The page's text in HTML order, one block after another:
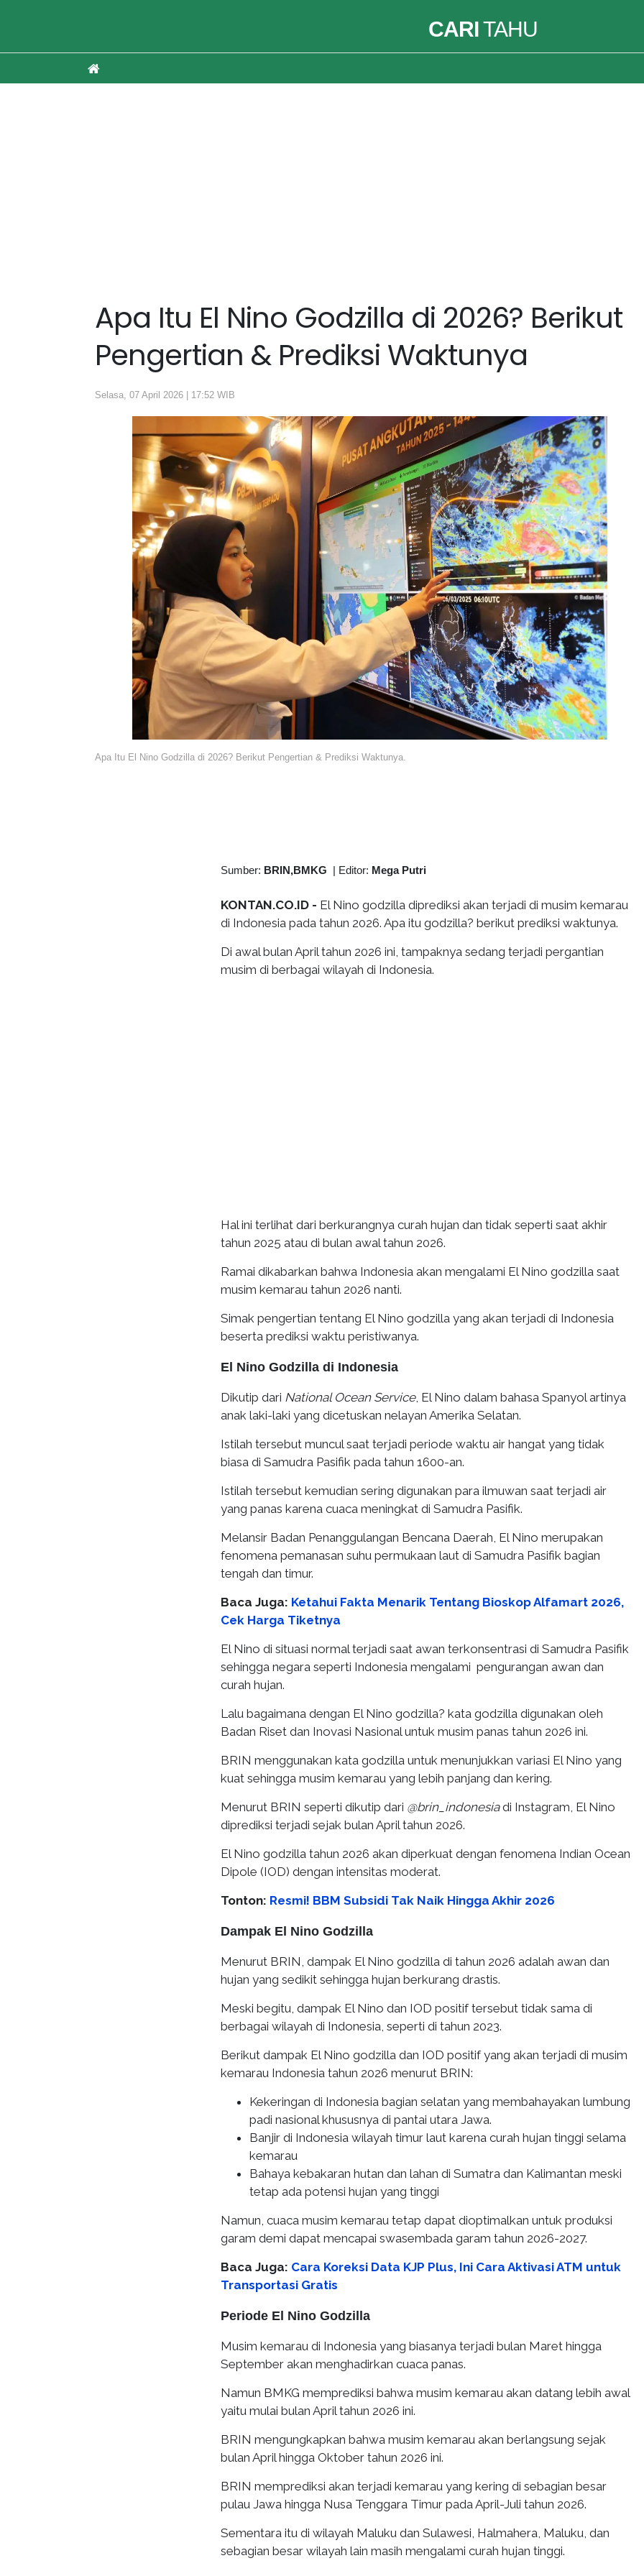
CARITAHU
Apa Itu El Nino Godzilla di 2026? Berikut
Pengertian & Prediksi Waktunya
Selasa, 07 April 2026 | 17:52 WIB
Apa Itu El Nino Godzilla di 2026? Berikut Pengertian & Prediksi Waktunya.
Sumber: BRIN,BMKG | Editor: Mega Putri
KONTAN.CO.ID - El Nino godzilla diprediksi akan terjadi di musim kemarau
di Indonesia pada tahun 2026. Apa itu godzilla? berikut prediksi waktunya.
Di awal bulan April tahun 2026 ini, tampaknya sedang terjadi pergantian
musim di berbagai wilayah di Indonesia.
Hal ini terlihat dari berkurangnya curah hujan dan tidak seperti saat akhir
tahun 2025 atau di bulan awal tahun 2026.
Ramai dikabarkan bahwa Indonesia akan mengalami El Nino godzilla saat
musim kemarau tahun 2026 nanti.
Simak pengertian tentang El Nino godzilla yang akan terjadi di Indonesia
beserta prediksi waktu peristiwanya.
El Nino Godzilla di Indonesia
Dikutip dari National Ocean Service, El Nino dalam bahasa Spanyol artinya
anak laki-laki yang dicetuskan nelayan Amerika Selatan.
Istilah tersebut muncul saat terjadi periode waktu air hangat yang tidak
biasa di Samudra Pasifik pada tahun 1600-an.
Istilah tersebut kemudian sering digunakan para ilmuwan saat terjadi air
yang panas karena cuaca meningkat di Samudra Pasifik.
Melansir Badan Penanggulangan Bencana Daerah, El Nino merupakan
fenomena pemanasan suhu permukaan laut di Samudra Pasifik bagian
tengah dan timur.
Baca Juga: Ketahui Fakta Menarik Tentang Bioskop Alfamart 2026,
Cek Harga Tiketnya
El Nino di situasi normal terjadi saat awan terkonsentrasi di Samudra Pasifik
sehingga negara seperti Indonesia mengalami pengurangan awan dan
curah hujan.
Lalu bagaimana dengan El Nino godzilla? kata godzilla digunakan oleh
Badan Riset dan Inovasi Nasional untuk musim panas tahun 2026 ini.
BRIN menggunakan kata godzilla untuk menunjukkan variasi El Nino yang
kuat sehingga musim kemarau yang lebih panjang dan kering.
Menurut BRIN seperti dikutip dari @brin_indonesiadi Instagram, El Nino
diprediksi terjadi sejak bulan April tahun 2026.
El Nino godzilla tahun 2026 akan diperkuat dengan fenomena Indian Ocean
Dipole (IOD) dengan intensitas moderat.
Tonton: Resmi! BBM Subsidi Tak Naik Hingga Akhir 2026
Dampak El Nino Godzilla
Menurut BRIN, dampak El Nino godzilla di tahun 2026 adalah awan dan
hujan yang sedikit sehingga hujan berkurang drastis.
Meski begitu, dampak El Nino dan IOD positif tersebut tidak sama di
berbagai wilayah di Indonesia, seperti di tahun 2023.
Berikut dampak El Nino godzilla dan IOD positif yang akan terjadi di musim
kemarau Indonesia tahun 2026 menurut BRIN:
Kekeringan di Indonesia bagian selatan yang membahayakan lumbung
padi nasional khususnya di pantai utara Jawa.
Banjir di Indonesia wilayah timur laut karena curah hujan tinggi selama
kemarau
Bahaya kebakaran hutan dan lahan di Sumatra dan Kalimantan meski
tetap ada potensi hujan yang tinggi
Namun, cuaca musim kemarau tetap dapat dioptimalkan untuk produksi
garam demi dapat mencapai swasembada garam tahun 2026-2027.
Baca Juga: Cara Koreksi Data KJP Plus, Ini Cara Aktivasi ATM untuk
Transportasi Gratis
Periode El Nino Godzilla
Musim kemarau di Indonesia yang biasanya terjadi bulan Maret hingga
September akan menghadirkan cuaca panas.
Namun BMKG memprediksi bahwa musim kemarau akan datang lebih awal
yaitu mulai bulan April tahun 2026 ini.
BRIN mengungkapkan bahwa musim kemarau akan berlangsung sejak
bulan April hingga Oktober tahun 2026 ini.
BRIN memprediksi akan terjadi kemarau yang kering di sebagian besar
pulau Jawa hingga Nusa Tenggara Timur pada April-Juli tahun 2026.
Sementara itu di wilayah Maluku dan Sulawesi, Halmahera, Maluku, dan
sebagian besar wilayah lain masih mengalami curah hujan tinggi.